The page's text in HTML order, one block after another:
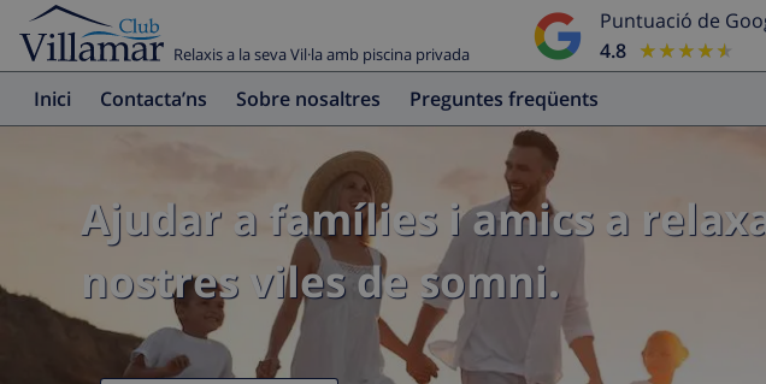
Relaxis a la seva Vil·la amb piscina privada
Puntuació de
4.8
★★★★★
★★★★★
Inici Contacta’ns Sobre nosaltres Preguntes freqüents
Ajudar a famílies i amics a
nostres viles de somni.